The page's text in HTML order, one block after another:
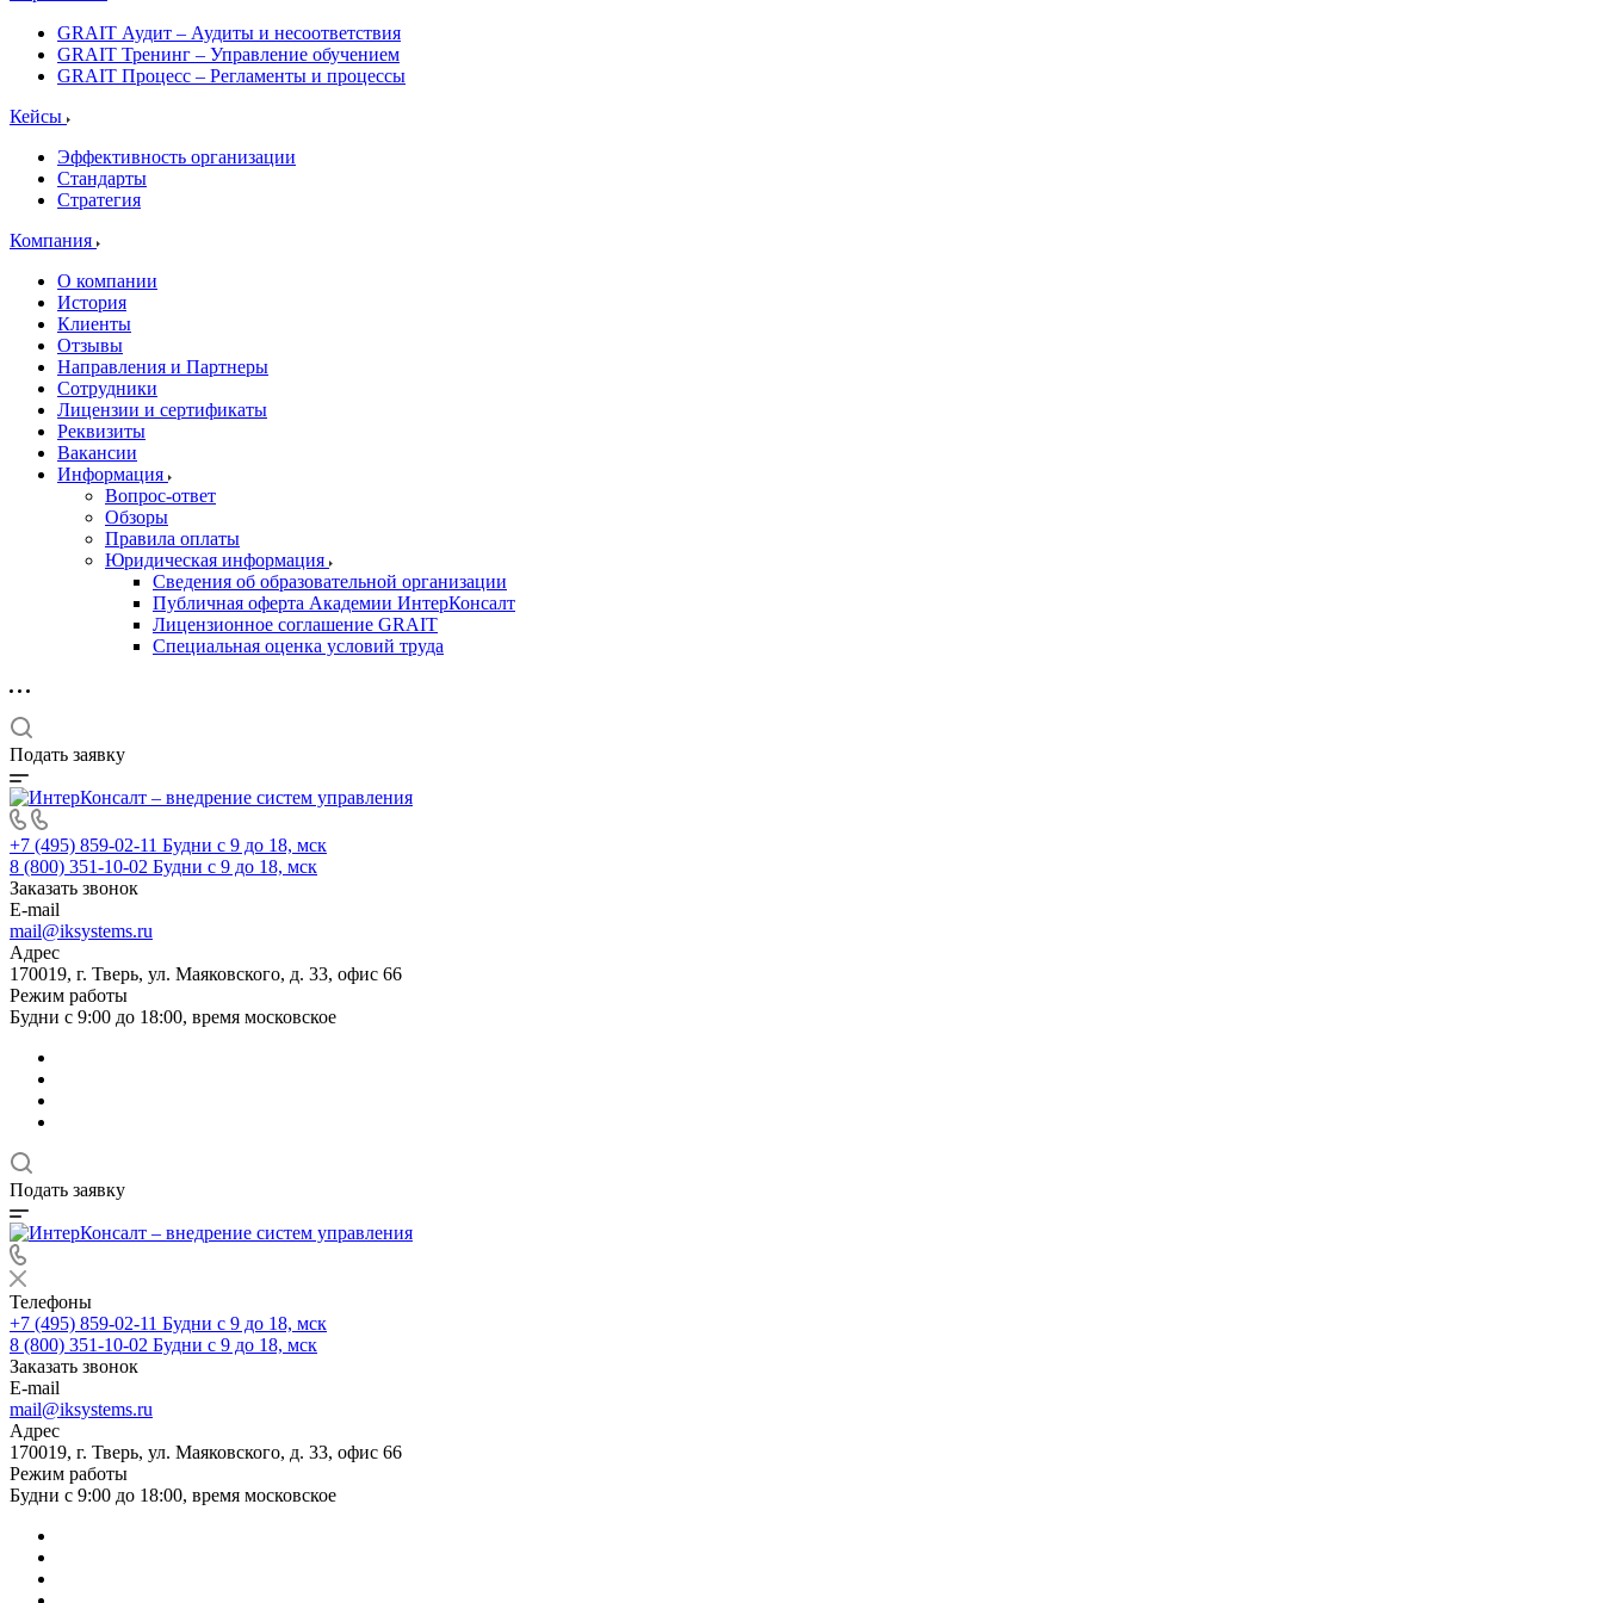
GRAIT Аудит – Аудиты и несоответствия
GRAIT Тренинг – Управление обучением
GRAIT Процесс – Регламенты и процессы
Кейсы
Эффективность организации
Стандарты
Стратегия
Компания
О компании
История
Клиенты
Отзывы
Направления и Партнеры
Сотрудники
Лицензии и сертификаты
Реквизиты
Вакансии
Информация
Вопрос-ответ
Обзоры
Правила оплаты
Юридическая информация
Сведения об образовательной организации
Публичная оферта Академии ИнтерКонсалт
Лицензионное соглашение GRAIT
Специальная оценка условий труда
Подать заявку
+7 (495) 859-02-11 Будни с 9 до 18, мск
8 (800) 351-10-02 Будни с 9 до 18, мск
Заказать звонок
E-mail
mail@iksystems.ru
Адрес
170019, г. Тверь, ул. Маяковского, д. 33, офис 66
Режим работы
Будни с 9:00 до 18:00, время московское
Подать заявку
Телефоны
+7 (495) 859-02-11 Будни с 9 до 18, мск
8 (800) 351-10-02 Будни с 9 до 18, мск
Заказать звонок
E-mail
mail@iksystems.ru
Адрес
170019, г. Тверь, ул. Маяковского, д. 33, офис 66
Режим работы
Будни с 9:00 до 18:00, время московское